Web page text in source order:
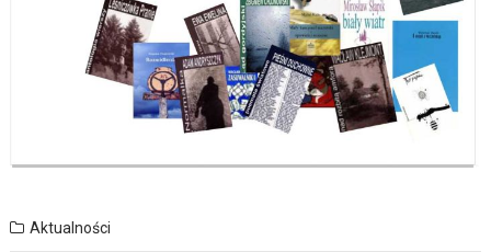
Aktualności